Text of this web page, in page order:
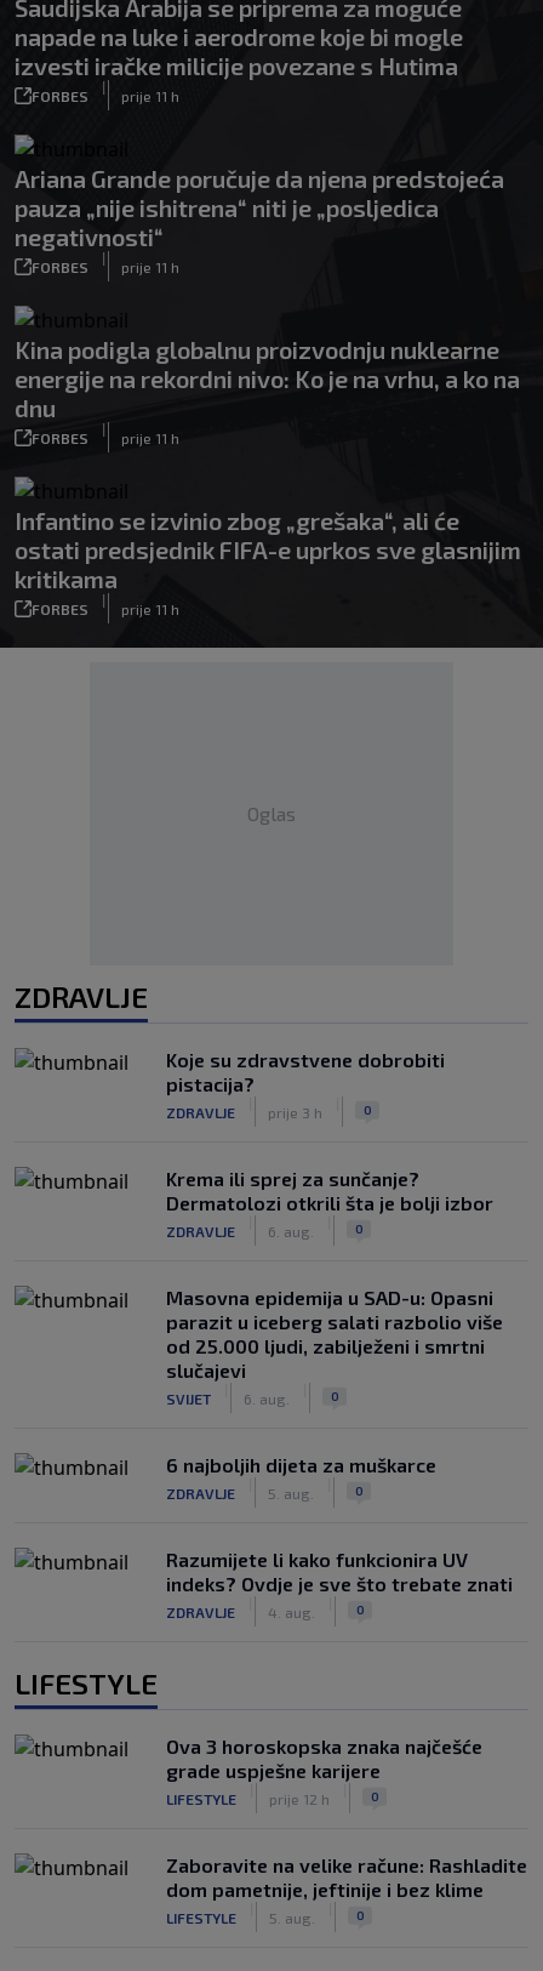
Saudijska Arabija se priprema za moguće
napade na luke i aerodrome koje bi mogle
izvesti iračke milicije povezane s Hutima
FORBES
|
prije 11 h
Ariana Grande poručuje da njena predstojeća
pauza „nije ishitrena“ niti je „posljedica
negativnosti“
FORBES
|
prije 11 h
Kina podigla globalnu proizvodnju nuklearne
energije na rekordni nivo: Ko je na vrhu, a ko na
dnu
FORBES
|
prije 11 h
Infantino se izvinio zbog „grešaka“, ali će
ostati predsjednik FIFA-e uprkos sve glasnijim
kritikama
FORBES
|
prije 11 h
Oglas
ZDRAVLJE
Koje su zdravstvene dobrobiti
pistacija?
ZDRAVLJE prije 3 h 0
Krema ili sprej za sunčanje?
Dermatolozi otkrili šta je bolji izbor
ZDRAVLJE 6. aug. 0
Masovna epidemija u SAD-u: Opasni
parazit u iceberg salati razbolio više
od 25.000 ljudi, zabilježeni i smrtni
slučajevi
SVIJET 6. aug. 0
6 najboljih dijeta za muškarce
ZDRAVLJE 5. aug. 0
Razumijete li kako funkcionira UV
indeks? Ovdje je sve što trebate znati
ZDRAVLJE 4. aug. 0
LIFESTYLE
Ova 3 horoskopska znaka najčešće
grade uspješne karijere
LIFESTYLE prije 12 h 0
Zaboravite na velike račune: Rashladite
dom pametnije, jeftinije i bez klime
LIFESTYLE 5. aug. 0